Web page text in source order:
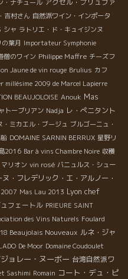
・ナチュール アクセル・プリュファ
吉村さん 自然派ワイン・インポータ
シャ ラトリエ・ド・キュイジンヌ
葉月 Importateur Symphonie
僧のワイン Philippe Maffre チーズフ
Jaune de vin rouge Brulius カフ
millésime 2009 de Marcel Lapierre
BEAUJOLOISE Anouk Mas
トーブリアン Nadja レ・ぺニタント
・ミカエル・ブージュ ブルゴーニュ・
DOMAINE SARNIN BERRUX 星野リ
2016 Bar à vins Chambre Noire 収穫
マリオン vin rosé バニュルス・シュー
ヌ・フレデリック・エ・アルノー・
Mas Lau 2013 Lyon chef
フェートル PRIEURE SAINT
des Vins Naturels Foulard
Beaujolais Nouveaux ルネ・ジャ
De Moor Domaine Coudoulet
ョレー・ヌーボー 台湾自然派ワ
Sashimi Romain コート・デュ・ピ